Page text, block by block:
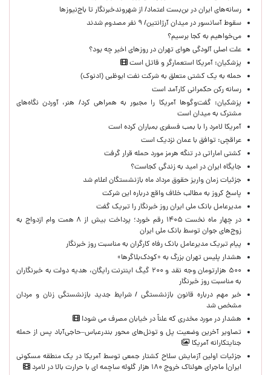
رسانه‌های ایران در بن‌بست اعتماد/ از شهروندخبرنگار تا باج‌نیوزها
سقوط آسانسور در میدان آرژانتین/ ۹ نفر مصدوم شدند
می‌خواهیم به کجا برسیم؟
علت اصلی آلودگی هوای تهران در روزهای اخیر چه بود؟
پزشکیان: آمریکا استعمارگر و قاتل است
حمله به یک کشتی متعلق به شرکت نفت ابوظبی (ادنوک)
رسانه رکن حکمرانی کارآمد است
پزشکیان: گفت‌وگوها آمریکا را مجبور به همراهی کرد/ هنر، آوردن نگاه‌های
مشترک به میدان است
آمریکا لامرد را با بمب فسفری بمباران کرده است
عراقچی: توافق با عمان نزدیک است
کشتی اماراتی در تنگه هرمز مورد حمله قرار گرفت
جایگاه ایران در امید به زندگی کجاست؟
جزئیات زمان واریز حقوق مرداد ماه بازنشستگان اعلام شد
پاسخ کروز به مطالب خلاف واقع درباره این شرکت
مدیرعامل بانک ملی ایران روز خبرنگار را تبریک گفت
در چهار ماه نخست ۱۴۰۵ رقم خورد؛ پرداخت بیش از ۸ همت وام ازدواج به
زوج‌های جوان توسط بانک ملی ایران
پیام تبریک مدیرعامل بانک رفاه کارگران به مناسبت روز خبرنگار
هشدار پلیس تهران بزرگ به «کودک‌بلاگرها»
۵۰۰ هزارتومان وجه نقد و ۲۰۰ گیگ اینترنت رایگان، هدیه دولت به خبرنگاران
به مناسبت روز خبرنگار
خبر مهم درباره قانون بازنشستگی / شرایط جدید بازنشستگی زنان و مردان
مشخص شد
هشدار در مورد مخدری که علناً در خیابان مصرف می شود!
تصاویر آخرین وضعیت پل و تونل‌های محور بندرعباس–حاجی‌آباد پس از حمله
جنایتکارانه آمریکا
جزئیات اولین آزمایش سلاح کشتار جمعی توسط آمریکا در یک منطقه مسکونی
ایران| ماجرای هولناک خروج ۱۸۰ هزار گلوله ساچمه ای با حرارت بالا در لامرد